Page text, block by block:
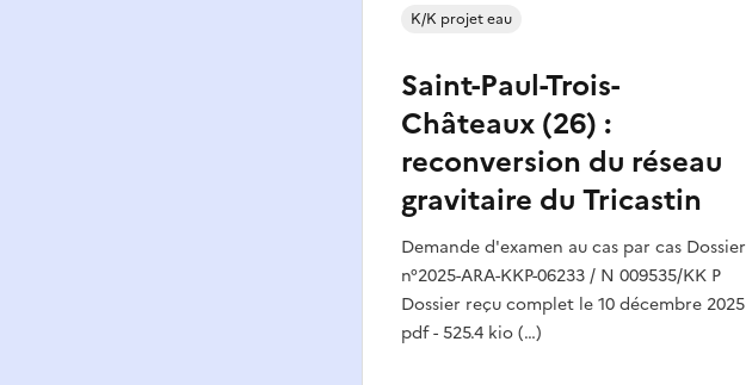
Saint-Paul-Trois-
Châteaux (26) :
reconversion du réseau
gravitaire du Tricastin
Demande d'examen au cas par cas Dossier
n°2025-ARA-KKP-06233 / N 009535/KK P
Dossier reçu complet le 10 décembre 2025
pdf - 525.4 kio (…)
K/K projet eau